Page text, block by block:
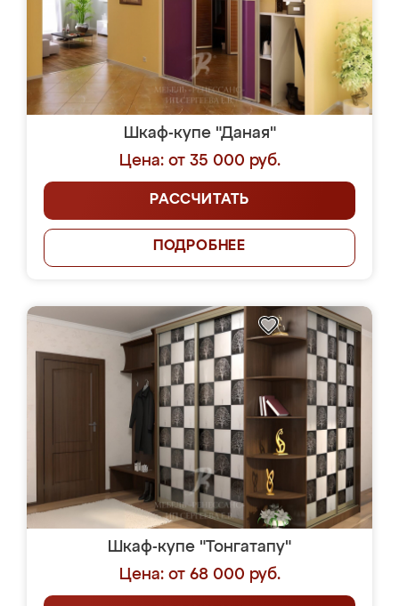
Шкаф-купе "Даная"
Цена: от 35 000 руб.
РАССЧИТАТЬ
ПОДРОБНЕЕ
Шкаф-купе "Тонгатапу"
Цена: от 68 000 руб.